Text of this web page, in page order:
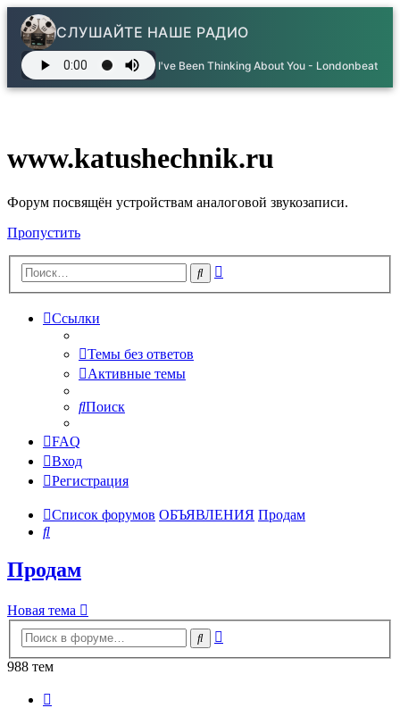
СЛУШАЙТЕ НАШЕ РАДИО
I've Been Thinking About You - Londonbeat
www.katushechnik.ru
Форум посвящён устройствам аналоговой звукозаписи.
Пропустить
Поиск
Ссылки
Темы без ответов
Активные темы
Поиск
FAQ
Вход
Регистрация
Список форумов ОБЪЯВЛЕНИЯ Продам
Поиск
Продам
Новая тема
Поиск
988 тем